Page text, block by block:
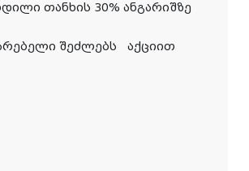
თანხის 30% ანგარიშზე
შეძლებს აქციით